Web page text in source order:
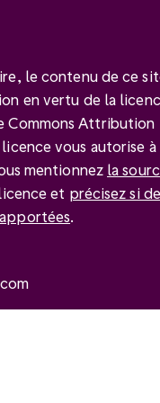
le contenu de ce
en vertu de la
Commons Attribution
vous autorise à
mentionnez la
et précisez si
.